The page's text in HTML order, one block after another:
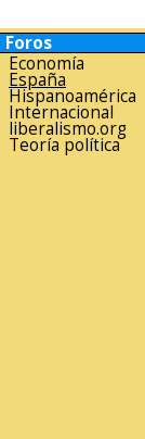
Foros
Economía
España
Hispanoamérica
Internacional
liberalismo.org
Teoría política